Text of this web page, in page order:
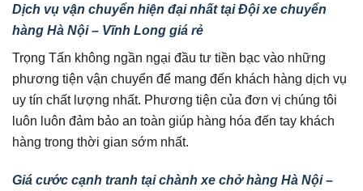
Dịch vụ vận chuyển hiện đại nhất tại Đội xe chuyển
hàng Hà Nội – Vĩnh Long giá rẻ
Trọng Tấn không ngần ngại đầu tư tiền bạc vào những
phương tiện vận chuyển để mang đến khách hàng dịch vụ
uy tín chất lượng nhất. Phương tiện của đơn vị chúng tôi
luôn luôn đảm bảo an toàn giúp hàng hóa đến tay khách
hàng trong thời gian sớm nhất.
Giá cước cạnh tranh tại chành xe chở hàng Hà Nội –